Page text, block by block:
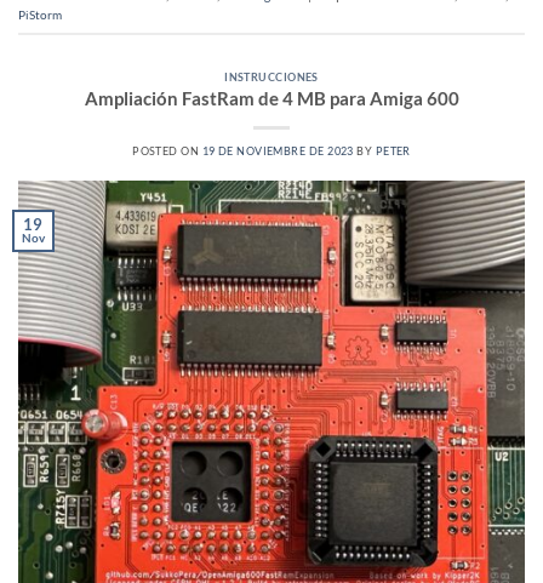
PiStorm
INSTRUCCIONES
Ampliación FastRam de 4 MB para Amiga 600
POSTED ON 19 DE NOVIEMBRE DE 2023 BY PETER
19
Nov